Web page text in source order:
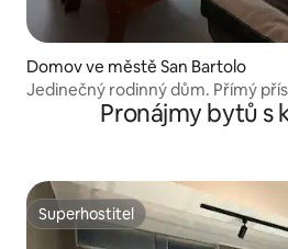
Domov ve městě San Bartolo
Jedinečný rodinný dům. Přímý
Pronájmy bytů s
Superhostitel
Superhostitel